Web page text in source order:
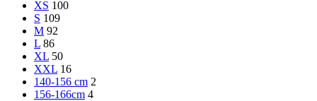
XS 100
S 109
M 92
L 86
XL 50
XXL 16
140-156 cm 2
156-166cm 4